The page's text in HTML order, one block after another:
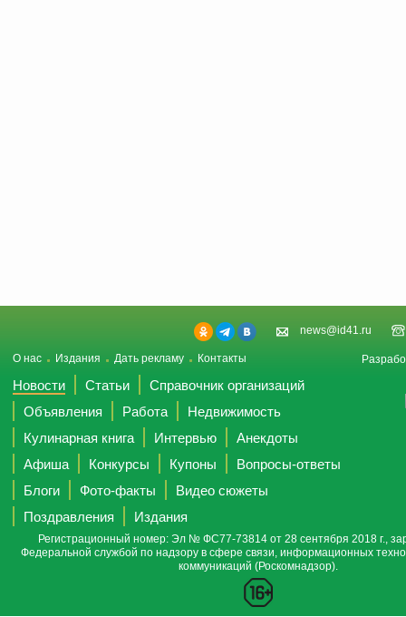
news@id41.ru
О нас Издания Дать рекламу Контакты
Новости Статьи
Справочник организаций
Объявления
Работа
Недвижимость
Кулинарная книга
Интервью
Анекдоты
Афиша
Конкурсы Купоны
Вопросы-ответы
Блоги
Фото-факты
Видео сюжеты
Поздравления
Издания
Регистрационный номер: Эл № ФС77-73814 от 28 сентября 2018 г.,
Федеральной службой по надзору в сфере связи, информационных
коммуникаций (Роскомнадзор).